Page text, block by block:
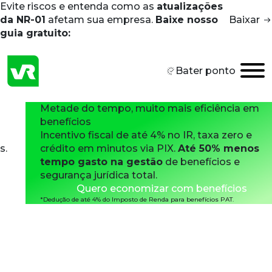
Skip to main content
Evite riscos e entenda como as atualizações
da NR-01 afetam sua empresa. Baixe nosso
guia gratuito:
Baixar
Bater ponto
Metade do tempo,muito mais eficiênciaem
benefícios
Incentivo fiscal de até 4% no IR, taxa zero e
crédito em minutos via PIX.Até 50% menos
tempo gasto na gestãode benefícios e
segurança jurídica total.
Quero economizar com benefícios
*Dedução de até 4% do Imposto de Renda para benefícios PAT.